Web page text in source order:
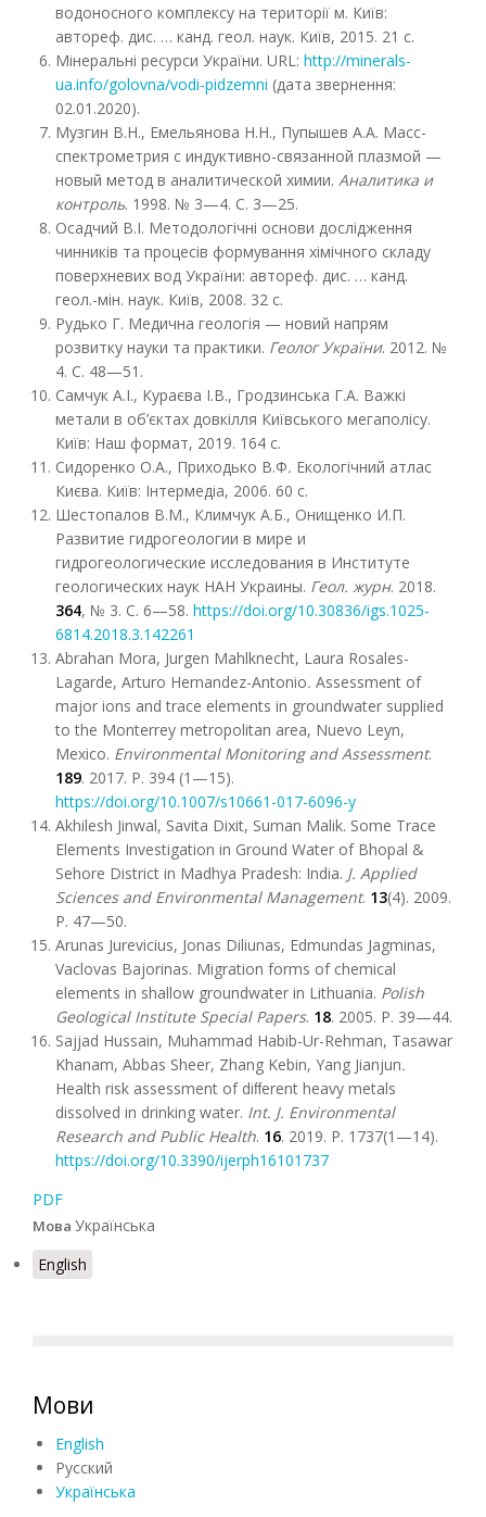
водоносного комплексу на території м. Київ:
автореф. дис. … канд. геол. наук. Київ, 2015. 21 с.
Мінеральні ресурси України. URL: http://minerals-
ua.info/golovna/vodi-pidzemni (дата звернення:
02.01.2020).
Музгин В.Н., Емельянова H.H., Пупышев А.А. Масс-
спектрометрия с индуктивно-связанной плазмой —
новый метод в аналитической химии. Аналитика и
контроль. 1998. № 3—4. С. 3—25.
Осадчий В.І. Методологічні основи дослідження
чинників та процесів формування хімічного складу
поверхневих вод України: автореф. дис. … канд.
геол.-мін. наук. Київ, 2008. 32 с.
Рудько Г. Медична геологія — новий напрям
розвитку науки та практики. Геолог України. 2012. №
4. С. 48—51.
Самчук А.І., Кураєва І.В., Гродзинська Г.А. Важкі
метали в об’єктах довкілля Київського мегаполісу.
Київ: Наш формат, 2019. 164 с.
Сидоренко О.А., Приходько В.Ф. Екологічний атлас
Києва. Київ: Інтермедіа, 2006. 60 с.
Шестопалов В.М., Климчук А.Б., Онищенко И.П.
Развитие гидрогеологии в мире и
гидрогеологические исследования в Институте
геологических наук НАН Украины. Геол. журн. 2018.
364, № 3. С. 6—58. https://doi.org/10.30836/igs.1025-
6814.2018.3.142261
Abrahan Mora, Jurgen Mahlknecht, Laura Rosales-
Lagarde, Arturo Hernandez-Antonio. Assessment of
major ions and trace elements in groundwater supplied
to the Monterrey metropolitan area, Nuevo Leуn,
Mexico. Environmental Monitoring and Assessment.
189. 2017. P. 394 (1—15).
https://doi.org/10.1007/s10661-017-6096-y
Akhilesh Jinwal, Savita Dixit, Suman Malik. Some Trace
Elements Investigation in Ground Water of Bhopal &
Sehore District in Madhya Pradesh: India. J. Applied
Sciences and Environmental Management. 13(4). 2009.
P. 47—50.
Arunas Jurevicius, Jonas Diliunas, Edmundas Jagminas,
Vaclovas Bajorinas. Migration forms of chemical
elements in shallow groundwater in Lithuania. Polish
Geological Institute Special Papers. 18. 2005. P. 39—44.
Sajjad Hussain, Muhammad Habib-Ur-Rehman, Tasawar
Khanam, Abbas Sheer, Zhang Kebin, Yang Jianjun.
Health risk assessment of diﬀerent heavy metals
dissolved in drinking water. Int. J. Environmental
Research and Public Health. 16. 2019. P. 1737(1—14).
https://doi.org/10.3390/ijerph16101737
PDF
Мова Українська
English
Мови
English
Русский
Українська